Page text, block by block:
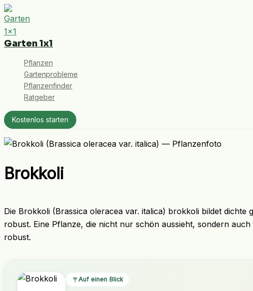
Zum
Inhalt
springen
Garten 1x1
Pflanzen
Gartenprobleme
Pflanzenfinder
Ratgeber
Kostenlos starten
Brokkoli
Die Brokkoli (Brassica oleracea var. italica) brokkoli bildet
robust. Eine Pflanze, die nicht nur schön aussieht, sondern
robust.
Auf einen Blick